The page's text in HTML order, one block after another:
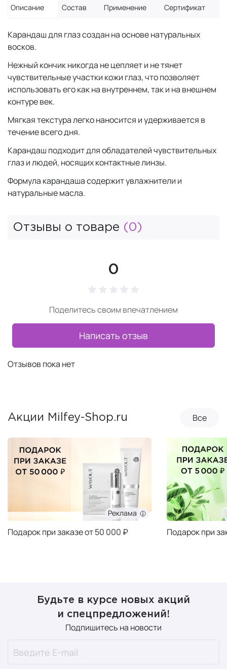
Описание Состав Применение Сертификат
Карандаш для глаз создан на основе натуральных
восков.
Нежный кончик никогда не цепляет и не тянет
чувствительные участки кожи глаз, что позволяет
использовать его как на внутреннем, так и на внешнем
контуре век.
Мягкая текстура легко наносится и удерживается в
течение всего дня.
Карандаш подходит для обладателей чувствительных
глаз и людей, носящих контактные линзы.
Формула карандаша содержит увлажнители и
натуральные масла.
Отзывы о товаре (0)
0
Поделитесь своим впечатлением
Написать отзыв
Отзывов пока нет
Акции Milfey-Shop.ru Все
Реклама
Подарок при заказе от 50 000 ₽ Подарок при
Будьте в курсе новых акций
и спецпредложений!
Подпишитесь на новости